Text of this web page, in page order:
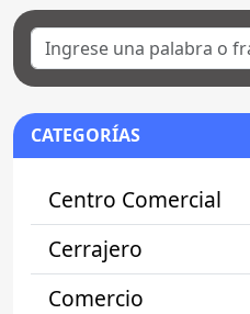
CATEGORÍAS
Centro Comercial
Cerrajero
Comercio